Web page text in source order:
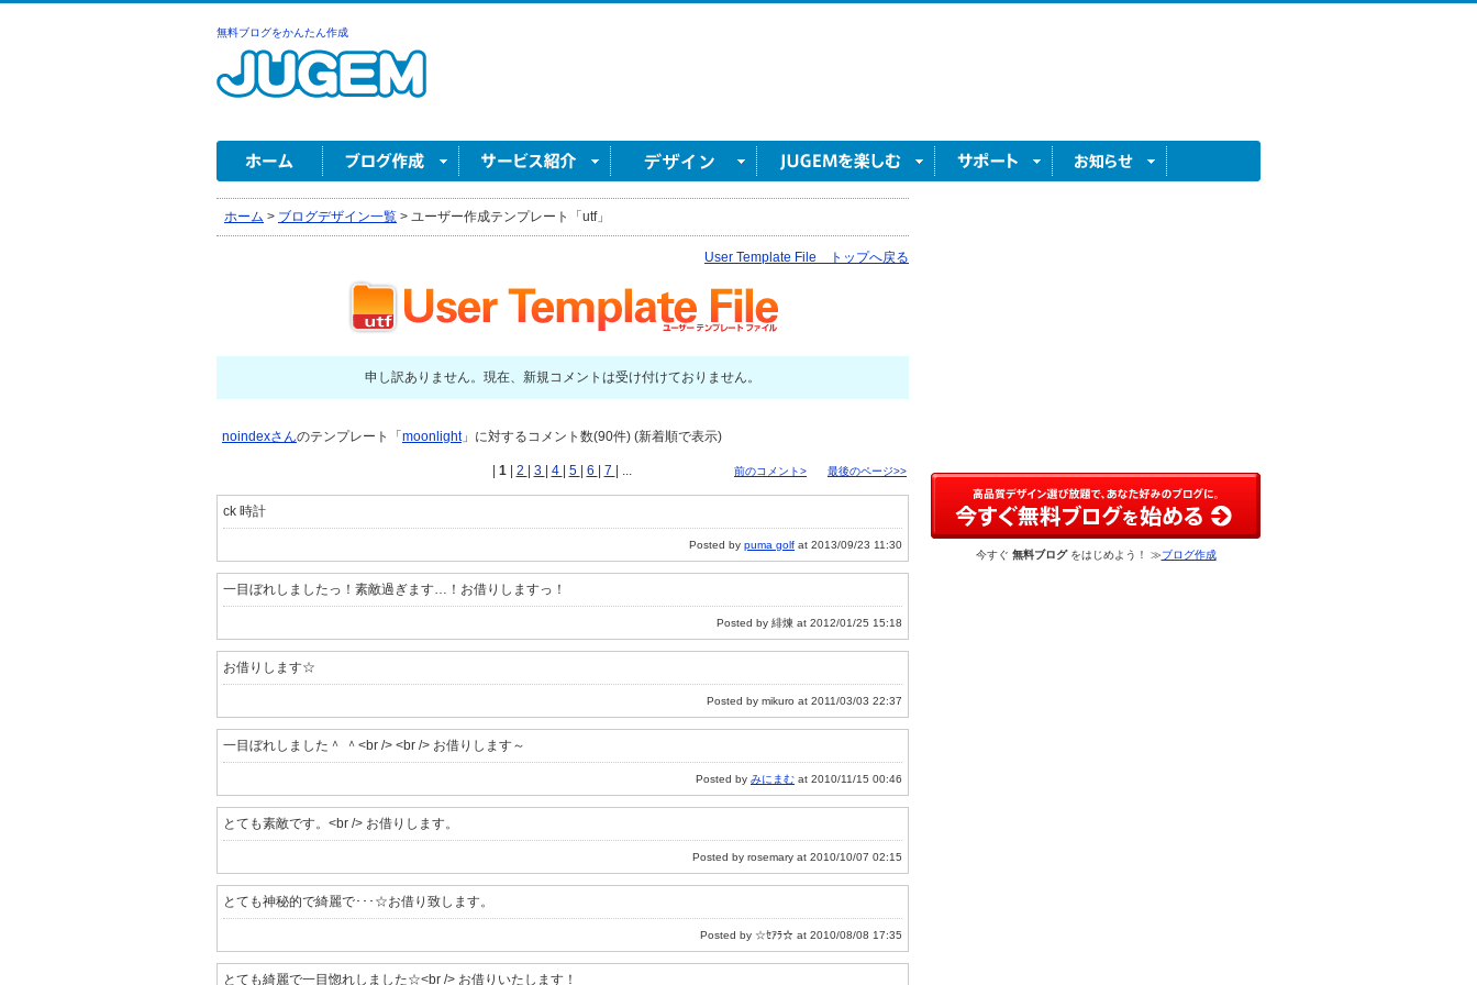
無料ブログをかんたん作成
ホーム > ブログデザイン一覧 > ユーザー作成テンプレート「utf」
User Template File トップへ戻る
申し訳ありません。現在、新規コメントは受け付けておりません。
noindexさんのテンプレート「 moonlight」に対するコメント数(90件) (新着順で表示)
1 2 3 4 5 6 7 | ... 前のコメント> 最後のページ>>
ck 時計
Posted by puma golf at 2013/09/23 11:30
一目ぼれしましたっ！素敵過ぎます…！お借りしますっ！
Posted by 緋煉 at 2012/01/25 15:18
お借りします☆
Posted by mikuro at 2011/03/03 22:37
一目ぼれしました＾ ＾<br /> <br /> お借りします～
Posted by みにまむ at 2010/11/15 00:46
とても素敵です。<br /> お借りします。
Posted by rosemary at 2010/10/07 02:15
とても神秘的で綺麗で･･･☆お借り致します。
Posted by ☆ｾｱﾗ☆ at 2010/08/08 17:35
とても綺麗で一目惚れしました☆<br /> お借りいたします！
今すぐ 無料ブログをはじめよう！ ≫ブログ作成